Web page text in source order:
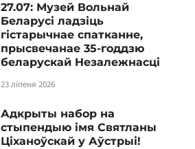
27.07: Музей Вольнай
Беларусі ладзіць
гістарычнае спатканне,
прысвечанае 35-годдзю
беларускай Незалежнасці
23 ліпеня 2026
Адкрыты набор на
стыпендыю імя Святланы
Ціханоўскай у Аўстрыі!